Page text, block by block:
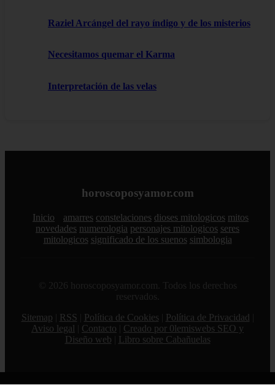
Raziel Arcángel del rayo índigo y de los misterios
Necesitamos quemar el Karma
Interpretación de las velas
horoscoposyamor.com
Inicio amarres constelaciones dioses mitologicos mitos
novedades numerologia personajes mitologicos seres
mitologicos significado de los suenos simbologia
© 2026 horoscoposyamor.com. Todos los derechos
reservados.
Sitemap
RSS Política de Cookies Política de Privacidad
Aviso legal
Contacto
Creado por 0lemiswebs SEO y
Diseño web
Libro sobre Cabañuelas